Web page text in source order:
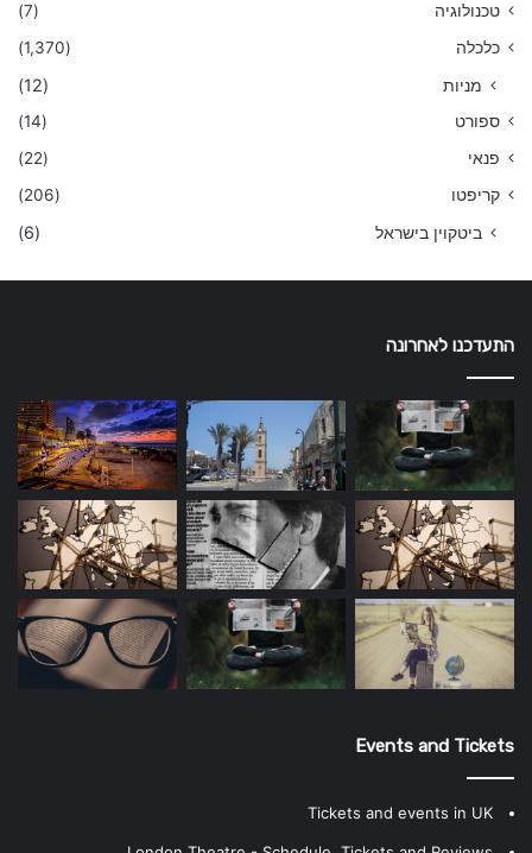
טכנולוגיה
(7)
כלכלה
(1,370)
מניות (12)
ספורט
(14)
פנאי
(22)
קריפטו
(206)
ביטקוין בישראל (6)
התעדכנו לאחרונה
Events and Tickets
Tickets and events in UK